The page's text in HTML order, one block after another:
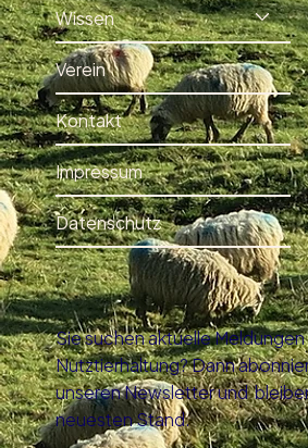
Wissen
Verein
Kontakt
Impressum
Datenschutz
Sie suchen aktuelle
Nutztierhaltung? Dann
unseren Newsletter und
neuesten Stand.